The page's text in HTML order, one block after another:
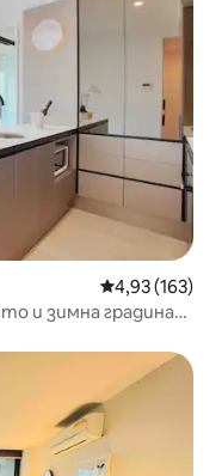
Средна
4,93 (163)
и зимна градина